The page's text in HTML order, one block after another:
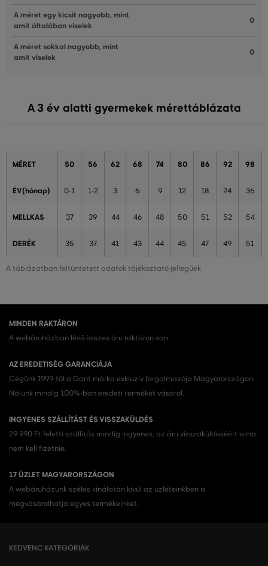
A méret egy kicsit nagyobb, mint
amit általában viselek
0
A méret sokkal nagyobb, mint
amit viselek
0
A 3 év alatti gyermekek mérettáblázata
A táblázatban feltüntetett adatok tájékoztató jellegűek
MÉRET 50 56 62 68 74 80 86 92 98
ÉV(hónap) 0-1 1-2 3 6 9 12 18 24 36
MELLKAS 37 39 44 46 48 50 51 52 54
DERÉK 35 37 41 43 44 45 47 49 51
MINDEN RAKTÁRON
A webáruházban lévő összes áru raktáron van.
AZ EREDETISÉG GARANCIÁJA
Cégünk 1999-től a Gant márka exkluzív forgalmazója Magyarországon.
Nálunk mindig 100%-ban eredeti terméket vásárol.
INGYENES SZÁLLÍTÁST ÉS VISSZAKÜLDÉS
29 990 Ft feletti szállítás mindig ingyenes, az áru visszaküldéséért soha
nem kell fizetnie.
17 ÜZLET MAGYARORSZÁGON
A webáruházunk széles kínálatán kívül az üzleteinkben is
megvásárolhatja egyes termékeinket.
KEDVENC KATEGÓRIÁK